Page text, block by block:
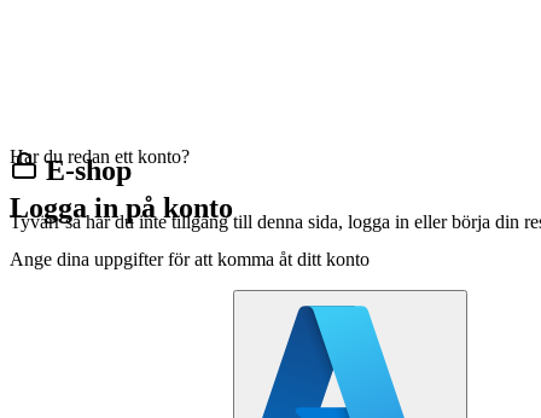
E-shop
Tyvärr så har du inte tillgång till denna sida, logga in eller börja din
Har du redan ett konto?
Logga in på konto
Ange dina uppgifter för att komma åt ditt konto